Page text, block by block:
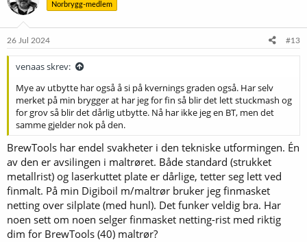
j
o
e
Norbrygg-medlem
26 Jul 2024 #13
venaas skrev:
Mye av utbytte har også å si på kvernings graden også. Har selv
merket på min brygger at har jeg for fin så blir det lett stuckmash og
for grov så blir det dårlig utbytte. Nå har ikke jeg en BT, men det
samme gjelder nok på den.
BrewTools har endel svakheter i den tekniske utformingen. Én
av den er avsilingen i maltrøret. Både standard (strukket
metallrist) og laserkuttet plate er dårlige, tetter seg lett ved
finmalt. På min Digiboil m/maltrør bruker jeg finmasket
netting over silplate (med hunl). Det funker veldig bra. Har
noen sett om noen selger finmasket netting-rist med riktig
dim for BrewTools (40) maltrør?